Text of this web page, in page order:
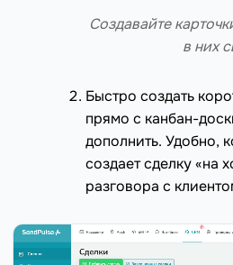
Создавайте
в них
Быстро создать
прямо с канбан-
дополнить. Удобно,
создает сделку «на
разговора с